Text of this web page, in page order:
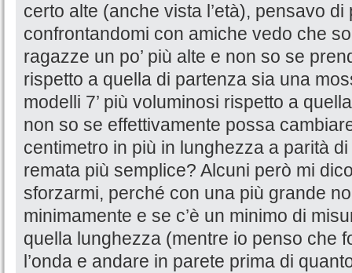
certo alte (anche vista l’età), pensavo di
confrontandomi con amiche vedo che
ragazze un po’ più alte e non so se
rispetto a quella di partenza sia una
modelli 7’ più voluminosi rispetto a
non so se effettivamente possa
centimetro in più in lunghezza a parità
remata più semplice? Alcuni però mi
sforzarmi, perché con una più grande
minimamente e se c’è un minimo di
quella lunghezza (mentre io penso che
l’onda e andare in parete prima di